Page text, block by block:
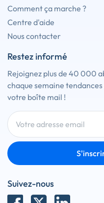
Comment ça marche ?
Centre d'aide
Nous contacter
Restez informé
Rejoignez plus de 40 000
chaque semaine
votre boîte mail !
Suivez-nous